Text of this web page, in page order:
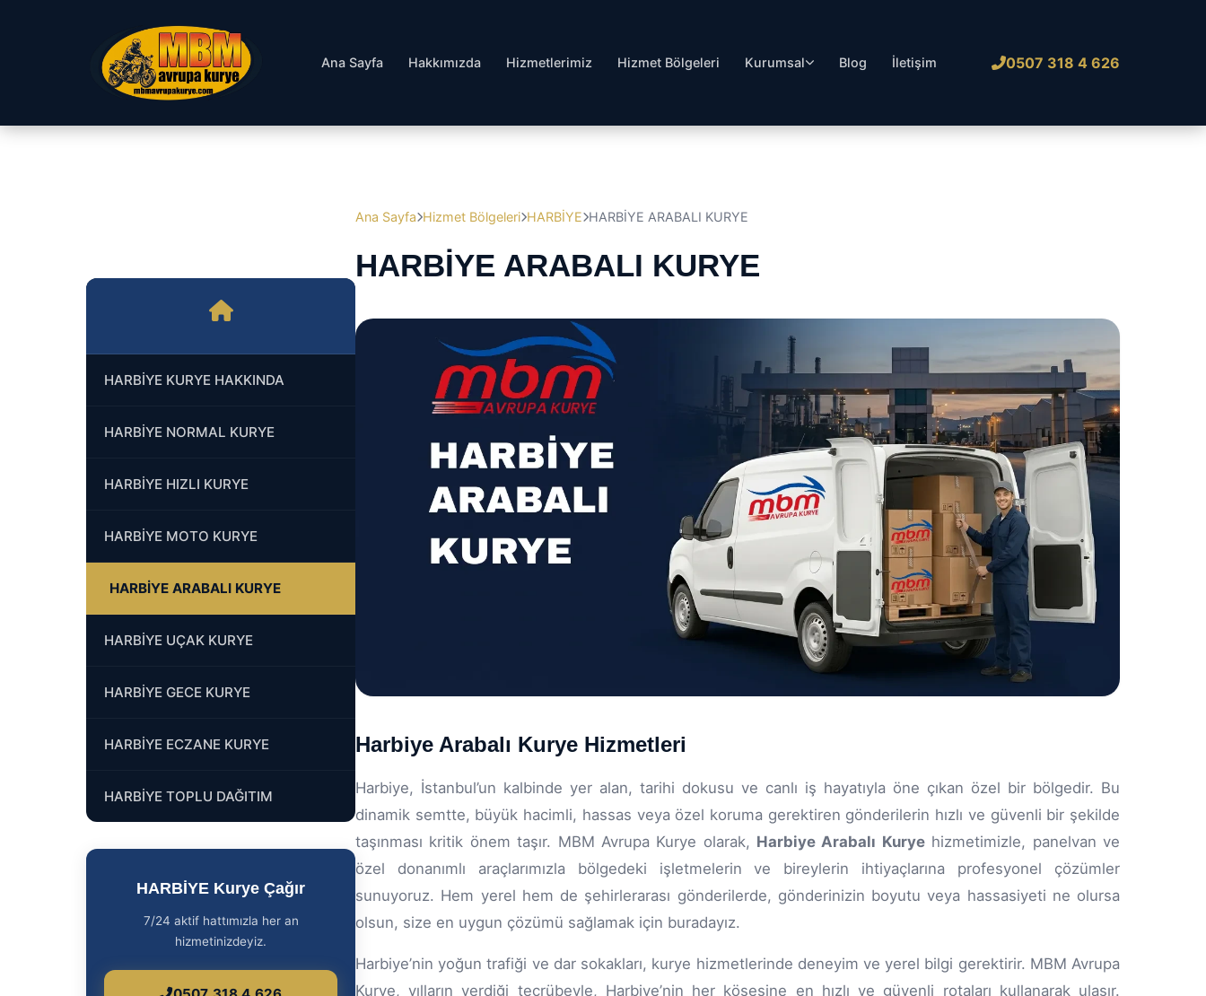
Ana Sayfa Hakkımızda Hizmetlerimiz Hizmet Bölgeleri Kurumsal Blog İletişim 0507 318 4 626
HARBİYE KURYE HAKKINDA
HARBİYE NORMAL KURYE
HARBİYE HIZLI KURYE
HARBİYE MOTO KURYE
HARBİYE ARABALI KURYE
HARBİYE UÇAK KURYE
HARBİYE GECE KURYE
HARBİYE ECZANE KURYE
HARBİYE TOPLU DAĞITIM
HARBİYE Kurye Çağır
7/24 aktif hattımızla her an
hizmetinizdeyiz.
Ana Sayfa Hizmet Bölgeleri HARBİYE HARBİYE ARABALI KURYE
HARBİYE ARABALI KURYE
Harbiye Arabalı Kurye Hizmetleri
Harbiye, İstanbul’un kalbinde yer alan, tarihi dokusu ve canlı iş hayatıyla öne çıkan özel bir bölgedir. Bu
dinamik semtte, büyük hacimli, hassas veya özel koruma gerektiren gönderilerin hızlı ve güvenli bir şekilde
taşınması kritik önem taşır. MBM Avrupa Kurye olarak, Harbiye Arabalı Kuryehizmetimizle, panelvan ve
özel donanımlı araçlarımızla bölgedeki işletmelerin ve bireylerin ihtiyaçlarına profesyonel çözümler
sunuyoruz. Hem yerel hem de şehirlerarası gönderilerde, gönderinizin boyutu veya hassasiyeti ne olursa
olsun, size en uygun çözümü sağlamak için buradayız.
Harbiye’nin yoğun trafiği ve dar sokakları, kurye hizmetlerinde deneyim ve yerel bilgi gerektirir. MBM Avrupa
Kurye, yılların verdiği tecrübeyle, Harbiye’nin her köşesine en hızlı ve güvenli rotaları kullanarak ulaşır.